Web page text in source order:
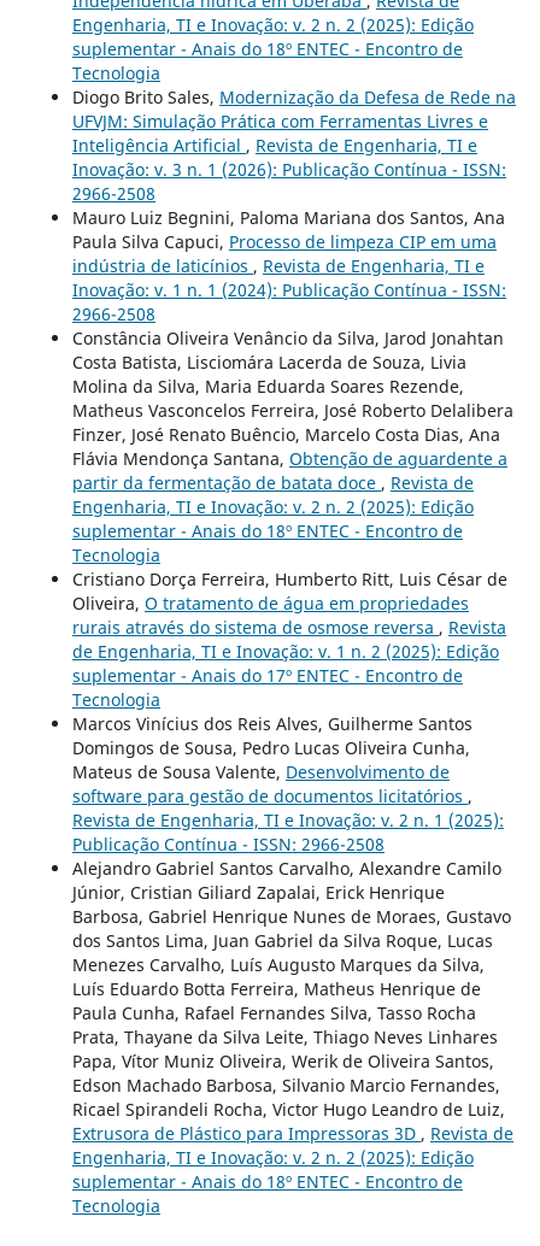
Engenharia, TI e Inovação: v. 2 n. 2 (2025): Edição
suplementar - Anais do 18º ENTEC - Encontro de
Tecnologia
Diogo Brito Sales, Modernização da Defesa de Rede na
UFVJM: Simulação Prática com Ferramentas Livres e
Inteligência Artificial , Revista de Engenharia, TI e
Inovação: v. 3 n. 1 (2026): Publicação Contínua - ISSN:
2966-2508
Mauro Luiz Begnini, Paloma Mariana dos Santos, Ana
Paula Silva Capuci, Processo de limpeza CIP em uma
indústria de laticínios , Revista de Engenharia, TI e
Inovação: v. 1 n. 1 (2024): Publicação Contínua - ISSN:
2966-2508
Constância Oliveira Venâncio da Silva, Jarod Jonahtan
Costa Batista, Lisciomára Lacerda de Souza, Livia
Molina da Silva, Maria Eduarda Soares Rezende,
Matheus Vasconcelos Ferreira, José Roberto Delalibera
Finzer, José Renato Buêncio, Marcelo Costa Dias, Ana
Flávia Mendonça Santana, Obtenção de aguardente a
partir da fermentação de batata doce , Revista de
Engenharia, TI e Inovação: v. 2 n. 2 (2025): Edição
suplementar - Anais do 18º ENTEC - Encontro de
Tecnologia
Cristiano Dorça Ferreira, Humberto Ritt, Luis César de
Oliveira, O tratamento de água em propriedades
rurais através do sistema de osmose reversa , Revista
de Engenharia, TI e Inovação: v. 1 n. 2 (2025): Edição
suplementar - Anais do 17º ENTEC - Encontro de
Tecnologia
Marcos Vinícius dos Reis Alves, Guilherme Santos
Domingos de Sousa, Pedro Lucas Oliveira Cunha,
Mateus de Sousa Valente, Desenvolvimento de
software para gestão de documentos licitatórios ,
Revista de Engenharia, TI e Inovação: v. 2 n. 1 (2025):
Publicação Contínua - ISSN: 2966-2508
Alejandro Gabriel Santos Carvalho, Alexandre Camilo
Júnior, Cristian Giliard Zapalai, Erick Henrique
Barbosa, Gabriel Henrique Nunes de Moraes, Gustavo
dos Santos Lima, Juan Gabriel da Silva Roque, Lucas
Menezes Carvalho, Luís Augusto Marques da Silva,
Luís Eduardo Botta Ferreira, Matheus Henrique de
Paula Cunha, Rafael Fernandes Silva, Tasso Rocha
Prata, Thayane da Silva Leite, Thiago Neves Linhares
Papa, Vítor Muniz Oliveira, Werik de Oliveira Santos,
Edson Machado Barbosa, Silvanio Marcio Fernandes,
Ricael Spirandeli Rocha, Victor Hugo Leandro de Luiz,
Extrusora de Plástico para Impressoras 3D , Revista de
Engenharia, TI e Inovação: v. 2 n. 2 (2025): Edição
suplementar - Anais do 18º ENTEC - Encontro de
Tecnologia